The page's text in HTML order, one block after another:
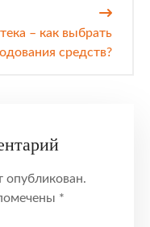
– как выбрать
средств?
опубликован.
*